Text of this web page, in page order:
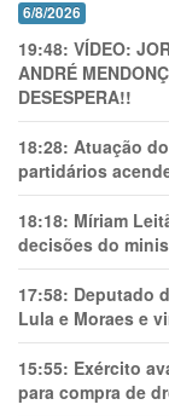
6/8/2026
19:48: VÍDEO:
ANDRÉ
DESESPERA!!
18:28: Atuação
partidários
18:18: Míriam
decisões do
17:58: Deputado
Lula e Moraes e
15:55: Exército
para compra de